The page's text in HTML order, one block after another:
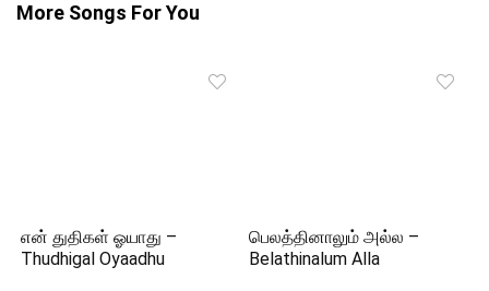
More Songs For You
என் துதிகள் ஓயாது –
Thudhigal Oyaadhu
பெலத்தினாலும் அல்ல –
Belathinalum Alla